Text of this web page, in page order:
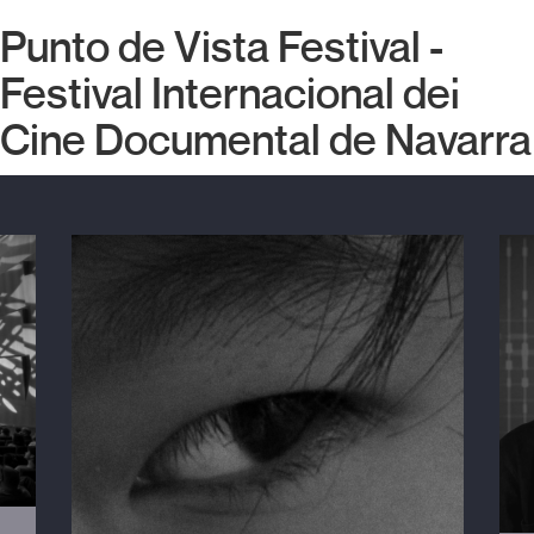
Punto de Vista Festival -
Festival Internacional del
Cine Documental de Navarra